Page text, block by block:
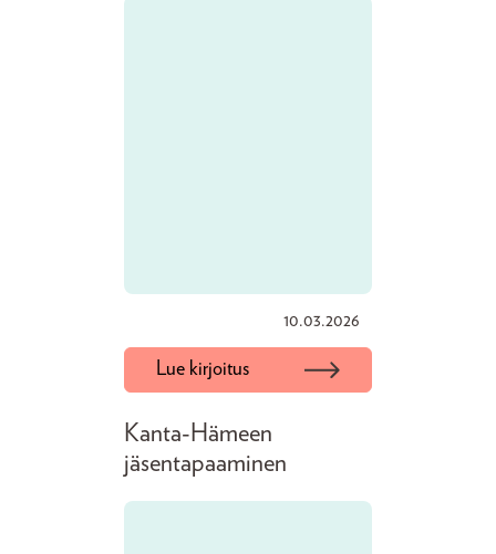
10.03.2026
Lue kirjoitus
Kanta-Hämeen
jäsentapaaminen